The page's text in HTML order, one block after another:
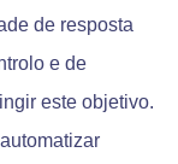
de resposta
e de
este objetivo.